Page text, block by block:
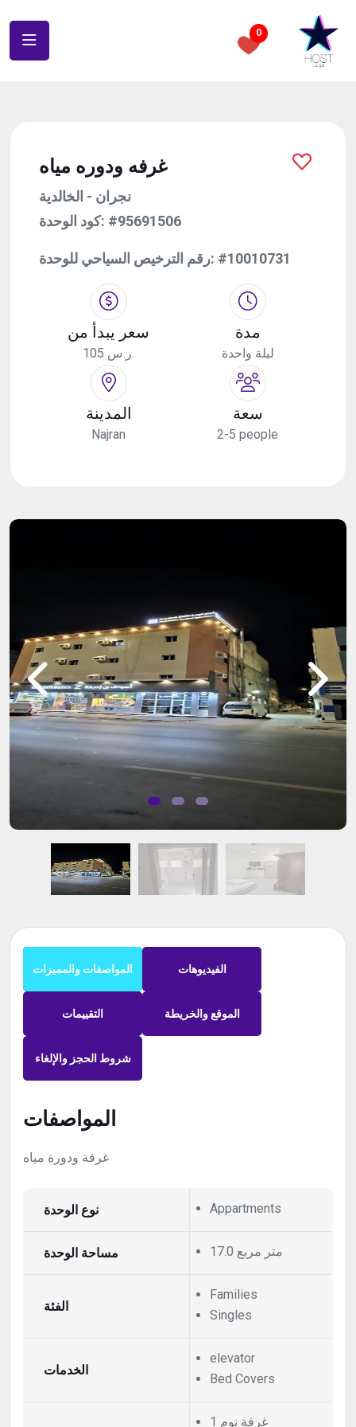
0
غرفه ودوره مياه
نجران - الخالدية
كود الوحدة: #95691506
رقم الترخيص السياحي للوحدة: #10010731
سعر يبدأ من
105 ر.س.
مدة
ليلة واحدة
المدينة
Najran
سعة
2-5 people
المواصفات والمميزات الفيديوهات
التقييمات الموقع والخريطة
شروط الحجز والإلغاء
المواصفات
غرفة ودورة مياه
نوع الوحدة Appartments
مساحة الوحدة 17.0 متر مربع
الفئة
Families
Singles
الخدمات
elevator
Bed Covers
1 غرفة نوم